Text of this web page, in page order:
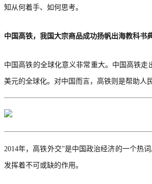
知从何着手、如何思考。
中国高铁，我国大宗商品成功扬帆出海教科书
中国高铁的全球化意义非常重大。中国高铁
美元的全球化。对中国而言，高铁则是帮助人
2014年， 高铁外交”是中国政治经济的一个热
发挥着不可或缺的作用。